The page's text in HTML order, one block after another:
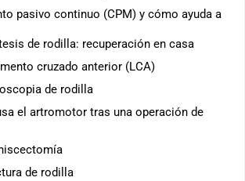
pasivo continuo (CPM) y cómo ayuda a
de rodilla: recuperación en casa
cruzado anterior (LCA)
de rodilla
el artromotor tras una operación de
de rodilla